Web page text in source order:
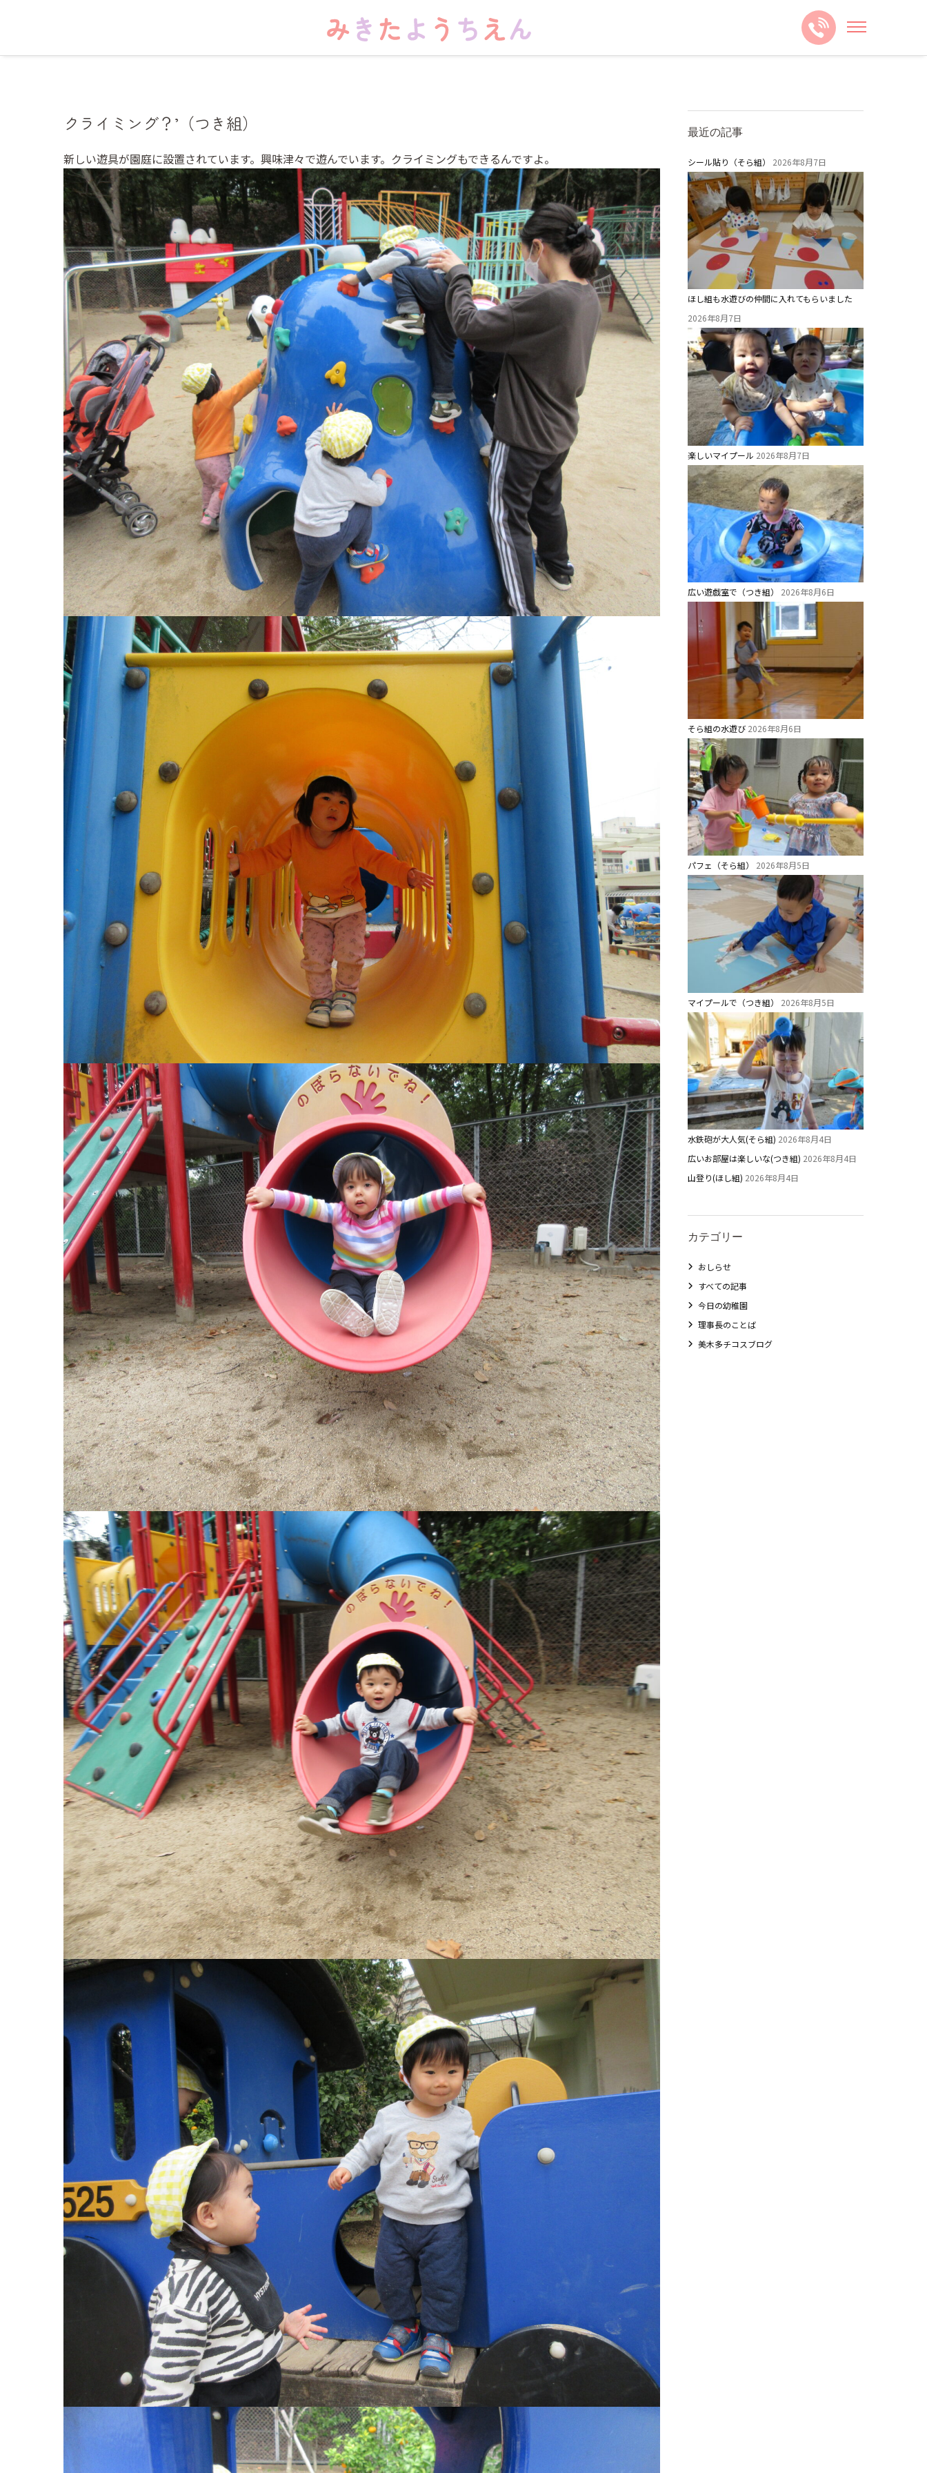
クライミング？’（つき組）
新しい遊具が園庭に設置されています。興味津々で遊んでいます。クライミングもできるんですよ。
最近の記事
シール貼り（そら組） 2026年8月7日
ほし組も水遊びの仲間に入れてもらいました
2026年8月7日
楽しいマイプール 2026年8月7日
広い遊戯室で（つき組） 2026年8月6日
そら組の水遊び 2026年8月6日
パフェ（そら組） 2026年8月5日
マイプールで（つき組） 2026年8月5日
水鉄砲が大人気(そら組) 2026年8月4日
広いお部屋は楽しいな(つき組) 2026年8月4日
山登り(ほし組) 2026年8月4日
カテゴリー
おしらせ
すべての記事
今日の幼稚園
理事長のことば
美木多チコスブログ
お知らせ 今日の幼稚園 園児募集要項
教職員募集
園のこと
園舎案内
安⼼・安全対策
課外教室
理事長のことば
教育と保育
美⽊多幼稚園の理想
園の1⽇
年間⾏事
預かり保育［ヒラソル ]
美⽊多チコス
美⽊多チコスについて
美⽊多チコスブログ
未就園児クラス
0歳親子登園［マカロンクラス ]
1歳・2歳親子登園［マリポサクラス ]
2歳児ひとり登園［ゆず組 ]
グループ施設・
関係先リンク
学校法⼈鴨⾕学園 鳳幼稚園
学校法⼈諏訪森学園 諏訪森幼稚園
⼤阪府私⽴幼稚園連盟
社会福祉法人野田福祉会